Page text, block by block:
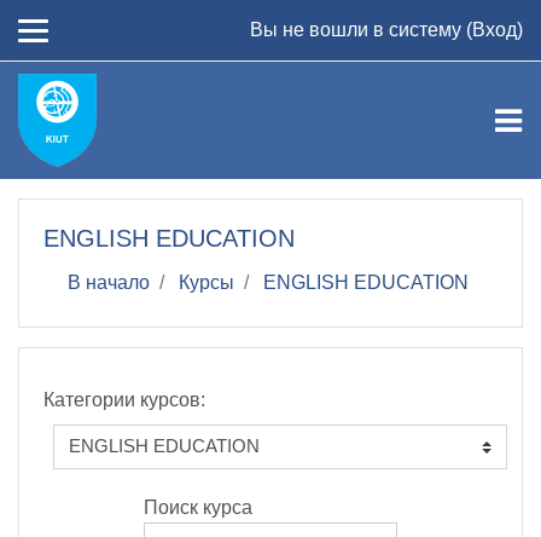
Вы не вошли в систему (Вход)
ENGLISH EDUCATION
В начало Курсы ENGLISH EDUCATION
Категории курсов:
Поиск курса